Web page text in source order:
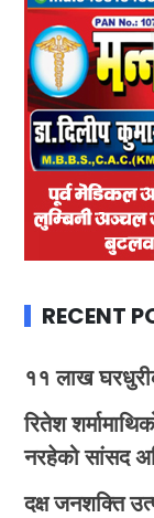
RECENT
११ लाख
रितेश
नरहेको सांसद
दक्ष जनशक्ति